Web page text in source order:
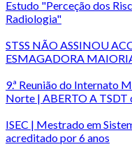
Estudo "Perceção dos
Radiologia"
STSS NÃO ASSINOU
ESMAGADORA
9.ª Reunião do Internato
Norte | ABERTO A TSDT
ISEC | Mestrado em
acreditado por 6 anos